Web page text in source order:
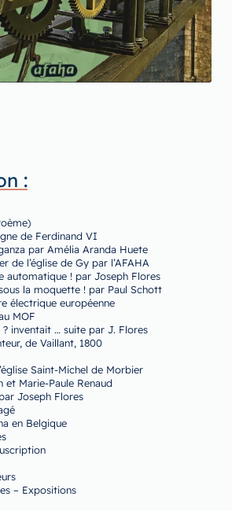
:
de Ferdinand VI
par Amélia Aranda Huete
de l’église de Gy par l’AFAHA
automatique ! par Joseph Flores
la moquette ! par Paul Schott
électrique européenne
MOF
inventait … suite par J. Flores
de Vaillant, 1800
Saint-Michel de Morbier
et Marie-Paule Renaud
Joseph Flores
en Belgique
– Expositions